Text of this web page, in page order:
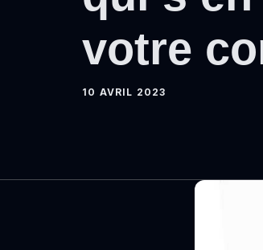
votre
10 AVRIL 2023